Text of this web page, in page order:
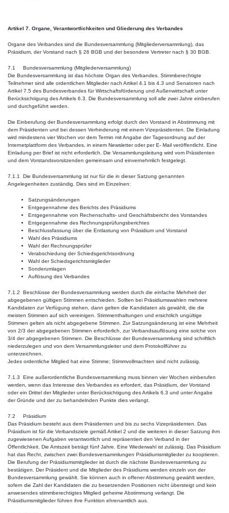
Artikel 7. Organe, Verantwortlichkeiten und Gliederung des Verbandes
Organe des Verbandes sind die Bundesversammlung (Mitgliederversammlung), das
Präsidium, der Vorstand nach § 26 BGB und der besondere Vertreter nach § 30 BGB.
7.1 Bundesversammlung (Mitgliederversammlung)
Die Bundesversammlung ist das höchste Organ des Verbandes. Stimmberechtigte
Teilnehmer sind alle ordentlichen Mitglieder nach Artikel 4.1 bis 4.3 und Senatoren nach
Artikel 7.5 des Bundesverbandes für Wirtschaftsförderung und Außenwirtschaft unter
Berücksichtigung des Artikels 6.3. Die Bundesversammlung soll alle zwei Jahre einberufen
und durchgeführt werden.
Die Einberufung der Bundesversammlung erfolgt durch den Vorstand in Abstimmung mit
dem Präsidenten und bei dessen Verhinderung mit einem Vizepräsidenten. Die Einladung
wird mindestens vier Wochen vor dem Termin mit Angabe der Tagesordnung auf der
Internetplattform des Verbandes, in einem Newsletter oder per E- Mail veröffentlicht. Eine
Einladung per Brief ist nicht erforderlich. Die Versammlungsleitung wird vom Präsidenten
und dem Vorstandsvorsitzenden gemeinsam und einvernehmlich festgelegt.
7.1.1 Die Bundesversammlung ist nur für die in dieser Satzung genannten
Angelegenheiten zuständig. Dies sind im Einzelnen:
Satzungsänderungen
Entgegennahme des Berichts des Präsidiums
Entgegennahme von Rechenschafts- und Geschäftsbericht des Vorstandes
Entgegennahme des Rechnungsprüfungsberichtes
Beschlussfassung über die Entlastung von Präsidium und Vorstand
Wahl des Präsidiums
Wahl der Rechnungsprüfer
Verabschiedung der Schiedsgerichtsordnung
Wahl der Schiedsgerichtsmitglieder
Sonderumlagen
Auflösung des Verbandes
7.1.2 Beschlüsse der Bundesversammlung werden durch die einfache Mehrheit der
abgegebenen gültigen Stimmen entschieden. Sollten bei Präsidiumswahlen mehrere
Kandidaten zur Verfügung stehen, dann gelten die Kandidaten als gewählt, die die
meisten Stimmen auf sich vereinigen. Stimmenthaltungen und ersichtlich ungültige
Stimmen gelten als nicht abgegebene Stimmen. Zur Satzungsänderung ist eine Mehrheit
von 2/3 der abgegebenen Stimmen erforderlich, zur Verbandsauflösung eine solche von
3/4 der abgegebenen Stimmen. Die Beschlüsse der Bundesversammlung sind schriftlich
niederzulegen und von dem Versammlungsleiter und dem Protokollführer zu
unterzeichnen.
Jedes ordentliche Mitglied hat eine Stimme; Stimmvollmachten sind nicht zulässig.
7.1.3 Eine außerordentliche Bundesversammlung muss binnen vier Wochen einberufen
werden, wenn das Interesse des Verbandes es erfordert, das Präsidium, der Vorstand
oder ein Drittel der Mitglieder unter Berücksichtigung des Artikels 6.3 und unter Angabe
der Gründe und der zu behandelnden Punkte dies verlangt.
7.2 Präsidium
Das Präsidium besteht aus dem Präsidenten und bis zu sechs Vizepräsidenten. Das
Präsidium ist für die Verbandsziele gemäß Artikel 2 und die weiteren in dieser Satzung ihm
zugewiesenen Aufgaben verantwortlich und repräsentiert den Verband in der
Öffentlichkeit. Die Amtszeit beträgt fünf Jahre. Eine Wiederwahl ist zulässig. Das Präsidium
hat das Recht, zwischen zwei Bundesversammlungen Präsidiumsmitglieder zu kooptieren.
Die Berufung der Präsidiumsmitglieder ist durch die nächste Bundesversammlung zu
bestätigen. Der Präsident und die Mitglieder des Präsidiums werden einzeln von der
Bundesversammlung gewählt. Sie können auch in offener Abstimmung gewählt werden,
sofern die Zahl der Kandidaten die zu besetzenden Positionen nicht übersteigt und kein
anwesendes stimmberechtigtes Mitglied geheime Abstimmung verlangt. Die
Präsidiumsmitglieder führen ihre Funktion ehrenamtlich aus.